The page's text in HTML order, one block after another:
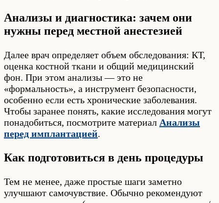
Анализы и диагностика: зачем они
нужны перед местной анестезией
Далее врач определяет объем обследования: КТ,
оценка костной ткани и общий медицинский
фон. При этом анализы — это не
«формальность», а инструмент безопасности,
особенно если есть хронические заболевания.
Чтобы заранее понять, какие исследования могут
понадобиться, посмотрите материал Анализы
перед имплантацией.
Как подготовиться в день процедуры
Тем не менее, даже простые шаги заметно
улучшают самочувствие. Обычно рекомендуют